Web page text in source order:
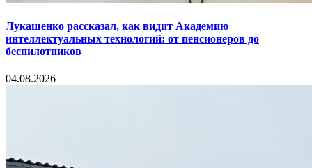
Лукашенко рассказал, как видит Академию
интеллектуальных технологий: от пенсионеров до
беспилотников
04.08.2026